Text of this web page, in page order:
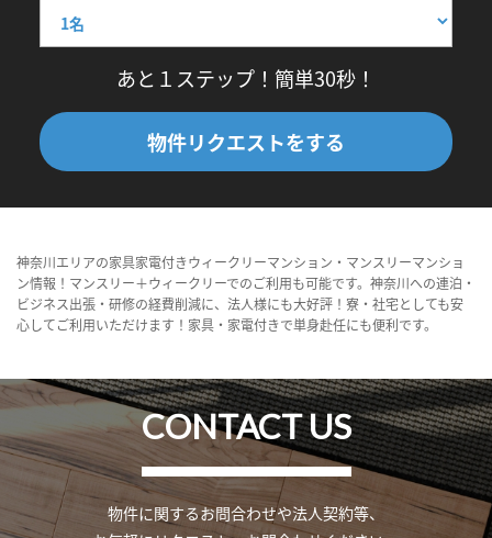
あと１ステップ！簡単30秒！
物件リクエストをする
神奈川エリアの家具家電付きウィークリーマンション・マンスリーマンショ
ン情報！マンスリー＋ウィークリーでのご利用も可能です。神奈川への連泊・
ビジネス出張・研修の経費削減に、法人様にも大好評！寮・社宅としても安
心してご利用いただけます！家具・家電付きで単身赴任にも便利です。
CONTACT US
物件に関するお問合わせや法人契約等、